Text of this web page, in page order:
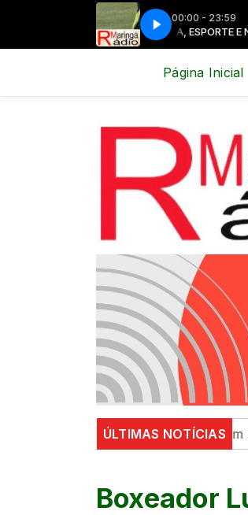
00:00 - 23:59
MÚSICA, ESPORTE
Página Inicial
ÚLTIMAS NOTÍCIAS
e exposições movimentam a agenda
Boxeador